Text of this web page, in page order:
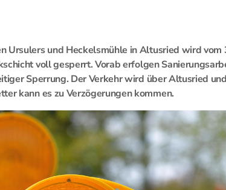
Ursulers und Heckelsmühle in Altusried wird
voll gesperrt. Vorab erfolgen
Sperrung. Der Verkehr wird über Altusried
kann es zu Verzögerungen kommen.